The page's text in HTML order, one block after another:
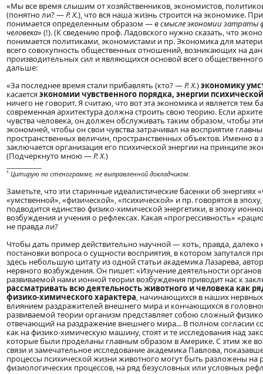
«Мы все время слышим от хозяйственников, экономистов,
(понятно ли? —P. X.), что вся наша жизнь строится на экономике.
понимается определенным образом —в смысле экономии затраты
человека» (!). (К сведению проф. Ладовского нужно сказать, что
понимается политиками, экономистами и пр. Экономика для
всего совокупность общественных отношений, возникающих на
производительных сил и являющихся основой всего
дальше:
«За последнее время стали прибавлять (кто? —P. X.)экономику
касаетсяэкономии чувственного порядка, энергии
ничего не говорит. Я считаю, что вот эта экономика и является тем
современная архитектура должна строить свою теорию. Если
чувства человека, он должен обслуживать таким образом, чтобы
экономней, чтобы он свои чувства затрачивал на восприятие
пространственных величин, пространственных объектов. Именно в
заключается организация его психической энергии на принципе
(Подчеркнуто мною —P. X.)
¹ Цитирую по стенограмме, не выправленной докладчиком.
Заметьте, что эти старинные идеалистические басенки об энергиях
«умственной», «физической», «психической» и пр. говорятся в
подводится единство физико-химической энергетики, в эпоху
возбуждения и учения о рефлексах. Какая «прогрессивность»
не правда ли?
Чтобы дать пример действительно научной — хоть, правда,
постановки вопроса о сущности восприятия, в котором запутался
здесь небольшую цитату из одной статьи академика Лазарева,
нервного возбуждения. Он пишет: «Изучение деятельности органов
развиваемой нами ионной теории возбуждения приводит нас к
рассматривать всю деятельность животного и человека как
физико-химического характера, начинающихся в наших
влиянием раздражителей внешнего мира и кончающихся в
развиваемой теории организм представляет собою сложный
отвечающий на раздражение внешнего мира... В полном согласии
как на физико-химическую машину, стоят и те исследования над
которые были проделаны главным образом в Америке. С этим же
связи и замечательное исследование академика Павлова,
процессы психической жизни животного могут быть разложены на
физиологических процессов, на ряд безусловных или условных